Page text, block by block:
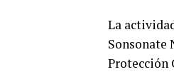
La
Sonsonate
Protección